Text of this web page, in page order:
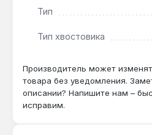
монтажных работ в
Производство — Индия.
Подходит ли для
прикипевших гаек?
Тип
Тип хвостовика
Производитель может
товара без уведомления.
описании? Напишите нам –
исправим.